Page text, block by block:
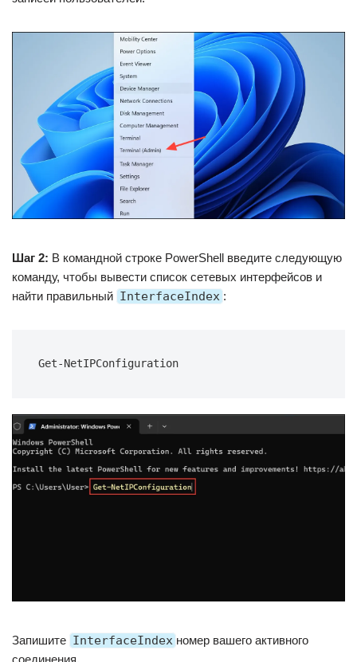
Шаг 2: В командной строке PowerShell введите следующую
команду, чтобы вывести список сетевых интерфейсов и
найти правильный InterfaceIndex :
Get-NetIPConfiguration
Запишите InterfaceIndex номер вашего активного